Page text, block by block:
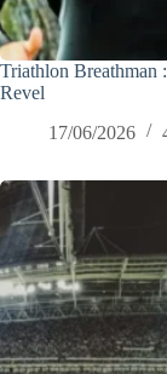
Triathlon Breathman
Revel
17/06/2026